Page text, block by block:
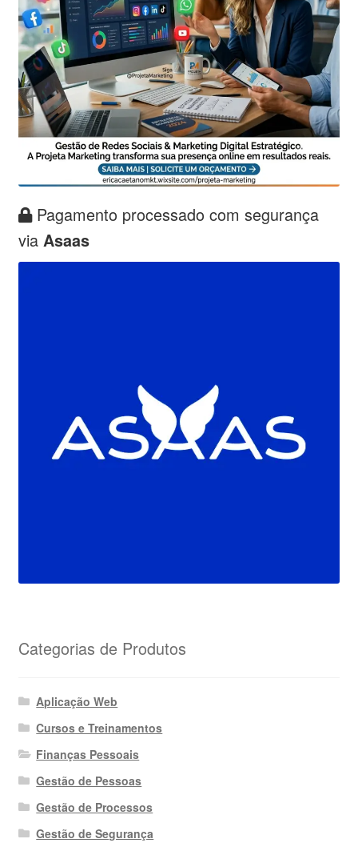
Pagamento processado com segurança
via Asaas
Categorias de Produtos
Aplicação Web
Cursos e Treinamentos
Finanças Pessoais
Gestão de Pessoas
Gestão de Processos
Gestão de Segurança